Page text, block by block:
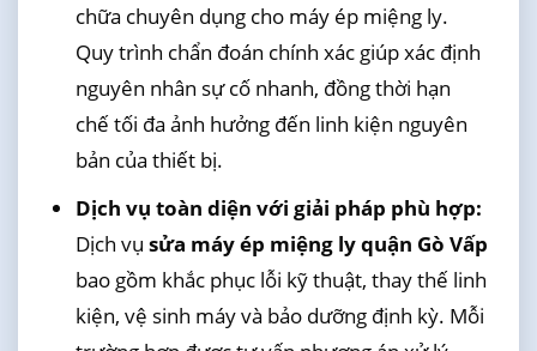
chữa chuyên dụng cho máy ép miệng ly.
Quy trình chẩn đoán chính xác giúp xác định
nguyên nhân sự cố nhanh, đồng thời hạn
chế tối đa ảnh hưởng đến linh kiện nguyên
bản của thiết bị.
Dịch vụ toàn diện với giải pháp phù hợp:
Dịch vụ sửa máy ép miệng ly quận Gò Vấp
bao gồm khắc phục lỗi kỹ thuật, thay thế linh
kiện, vệ sinh máy và bảo dưỡng định kỳ. Mỗi